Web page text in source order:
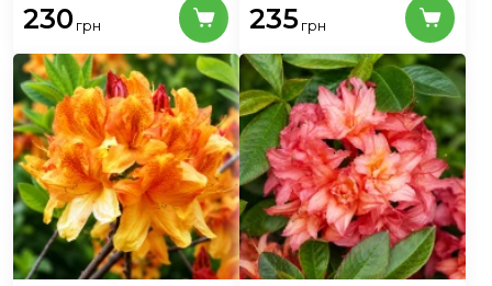
230 грн 235 грн